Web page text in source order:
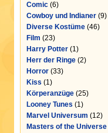
Comic (6)
Cowboy und Indianer (9)
Diverse Kostüme (46)
Film (23)
Harry Potter (1)
Herr der Ringe (2)
Horror (33)
Kiss (1)
Körperanzüge (25)
Looney Tunes (1)
Marvel Universum (12)
Masters of the Universe